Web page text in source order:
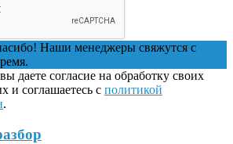
Наши менеджеры свяжутся с
даете согласие на обработку своих
и соглашаетесь с политикой
.